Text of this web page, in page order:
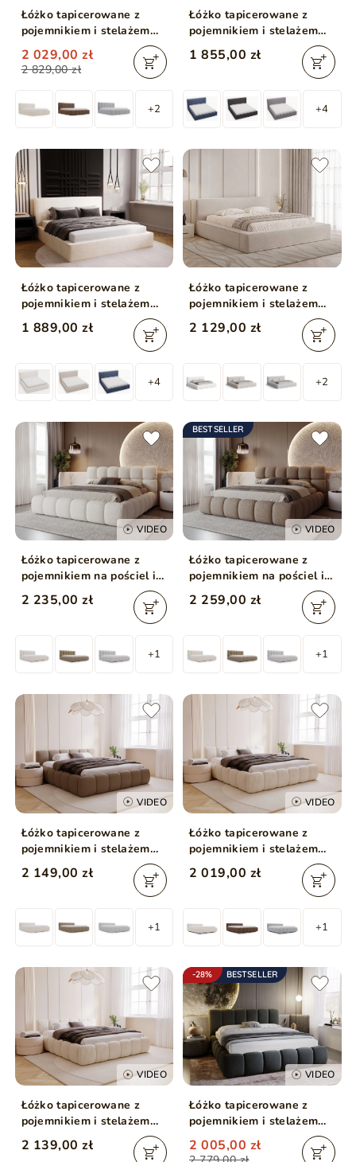
Łóżko tapicerowane z
pojemnikiem i stelażem
180x200 Cloud
Antracytowe
2 829,00 zł
2 029,00 zł
+2
Łóżko tapicerowane z
pojemnikiem i stelażem
160x200 Monaco
Kremowe
1 855,00 zł
+4
Łóżko tapicerowane z
pojemnikiem i stelażem
180x200 Monaco
Kremowe
1 889,00 zł
+4
Łóżko tapicerowane z
pojemnikiem i stelażem
180x200 Mali Beżowe
2 129,00 zł
+2
VIDEO
Łóżko tapicerowane z
pojemnikiem na pościel i
stelażem 140x200 Modo w
tkaninie bouclé Beżowe
2 235,00 zł
+1
BESTSELLER
VIDEO
Łóżko tapicerowane z
pojemnikiem na pościel i
stelażem 180x200 Modo w
tkaninie bouclé Brązowe
2 259,00 zł
+1
VIDEO
Łóżko tapicerowane z
pojemnikiem i stelażem
180x200 Cloud Low
brązowe
2 149,00 zł
+1
VIDEO
Łóżko tapicerowane z
pojemnikiem i stelażem
160x200 Cloud Low
beżowe
2 019,00 zł
+1
VIDEO
Łóżko tapicerowane z
pojemnikiem i stelażem
200x200 Cloud Low
beżowe
2 139,00 zł
-28% BESTSELLER
VIDEO
Łóżko tapicerowane z
pojemnikiem i stelażem
160x200 Cloud Ciemny
szary
2 005,00 zł